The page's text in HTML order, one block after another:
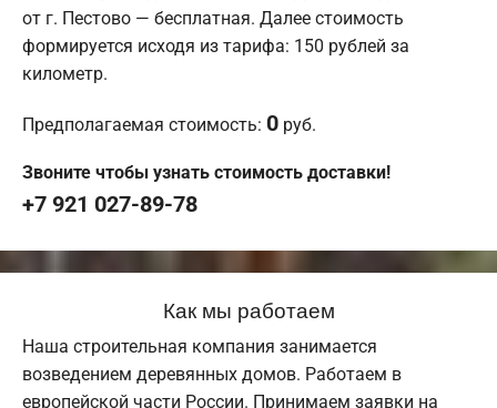
от г. Пестово — бесплатная. Далее стоимость
формируется исходя из тарифа: 150 рублей за
километр.
Предполагаемая стоимость: 0 руб.
Звоните чтобы узнать стоимость доставки!
+7 921 027-89-78
Как мы работаем
Наша строительная компания занимается
возведением деревянных домов. Работаем в
европейской части России. Принимаем заявки на